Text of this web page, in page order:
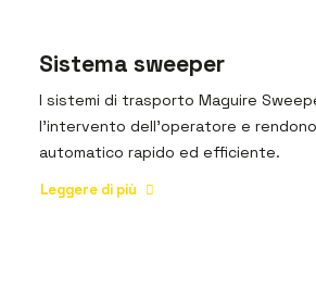
Sistema sweeper
I sistemi di trasporto Maguire
l’intervento dell'operatore e
automatico rapido ed efficiente.
Leggere di più